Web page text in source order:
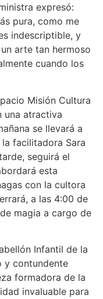
expresó:
pura, como me
indescriptible, y
arte tan hermoso
cuando los
Misión Cultura
una atractiva
se llevará a
facilitadora Sara
seguirá el
esta
con la cultora
a las 4:00 de
magia a cargo de
Infantil de la
y contundente
formadora de la
invaluable para